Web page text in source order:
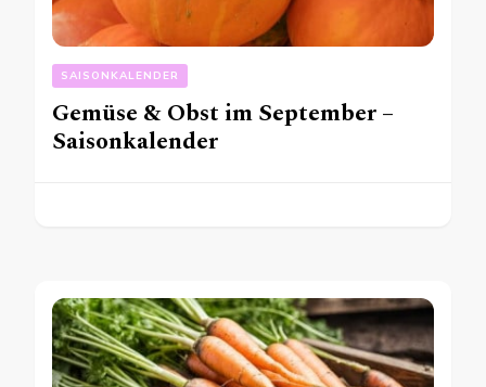
SAISONKALENDER
Gemüse & Obst im September –
Saisonkalender